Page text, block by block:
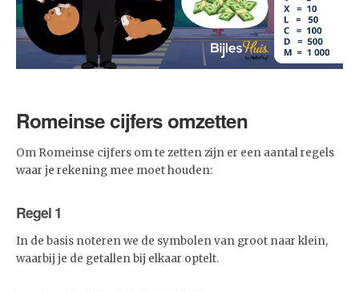
Romeinse cijfers omzetten
Om Romeinse cijfers om te zetten zijn er een aantal regels
waar je rekening mee moet houden:
Regel 1
In de basis noteren we de symbolen van groot naar klein,
waarbij je de getallen bij elkaar optelt.